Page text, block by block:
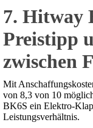
7. Hitway
Preistipp
zwischen
Mit
von 8,3 von 10
BK6S ein Elektro-
Leistungsverhältnis.